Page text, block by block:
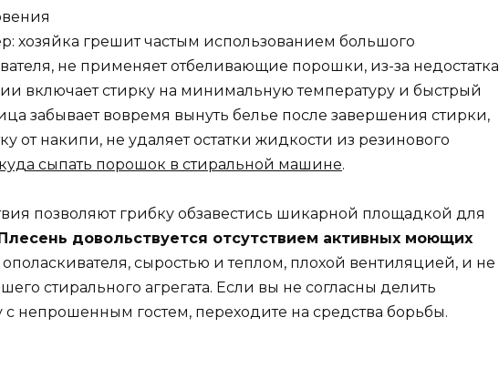
хозяйка грешит частым использованием большого
не применяет отбеливающие порошки, из-за недостатка
включает стирку на минимальную температуру и быстрый
забывает вовремя вынуть белье после завершения стирки,
от накипи, не удаляет остатки жидкости из резинового
куда сыпать порошок в стиральной машине.
позволяют грибку обзавестись шикарной площадкой для
Плесень довольствуется отсутствием активных моющих
ополаскивателя, сыростью и теплом, плохой вентиляцией, и не
стирального агрегата. Если вы не согласны делить
непрошенным гостем, переходите на средства борьбы.